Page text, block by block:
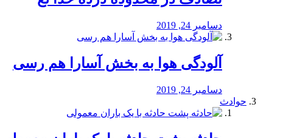
دسامبر 24, 2019
آلودگی هوا به بخش آسارا هم رسی
دسامبر 24, 2019
حوادث